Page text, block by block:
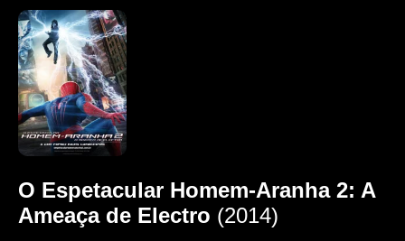
O Espetacular Homem-Aranha 2: A
Ameaça de Electro (2014)